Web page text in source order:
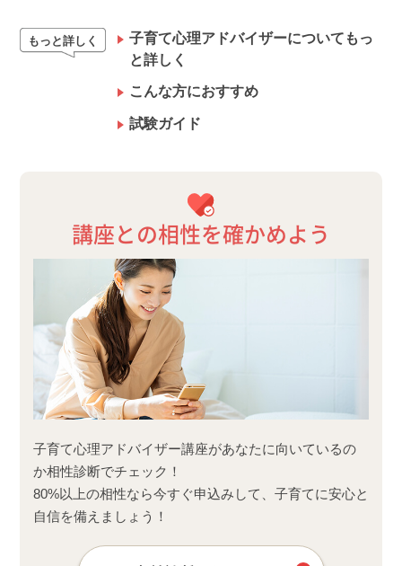
もっと詳しく
子育て心理アドバイザーについてもっ
と詳しく
こんな方におすすめ
試験ガイド
講座との相性を確かめよう
子育て心理アドバイザー講座があなたに向いているの
か相性診断でチェック！
80%以上の相性なら今すぐ申込みして、子育てに安心と
自信を備えましょう！